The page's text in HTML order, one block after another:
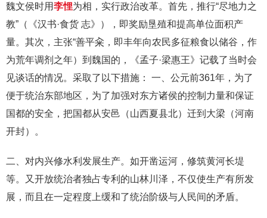
魏文侯时用李悝为相，实行政治改革。首先，推行“尽地力之
教”（《汉书·食货 志》），即奖励垦殖和提高单位面积产
量。其次，主张“善平籴，即丰年向农民多征粮食以储谷，作
为荒年调剂之年）到魏国的，《孟子·梁惠王》记载了当时会
见谈话的情况。采取了以下措施： 一、公元前361年，为了
便于统治东部地区，为了加强对东方诸侯的控制力量和保证
国都的安全，把国都从安邑（山西夏县北）迁到大梁（河南
开封）。
二、对内兴修水利发展生产。如开凿运河，修筑黄河长堤
等。又开放统治者独占专利的山林川泽，不仅使生产有所发
展，而且在一定程度上缓和了统治阶级与人民间的矛盾。